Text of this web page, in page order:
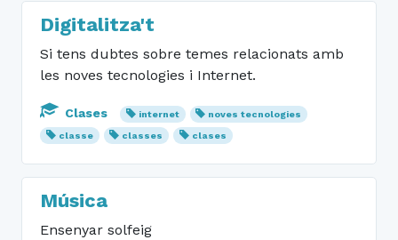
Digitalitza't
Si tens dubtes sobre temes relacionats amb
les noves tecnologies i Internet.
Clases internet
noves tecnologies
classe
classes clases
Música
Ensenyar solfeig